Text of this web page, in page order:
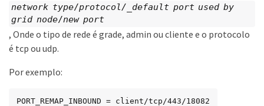
network type/protocol/_default port used by
grid node/new port
, Onde o tipo de rede é grade, admin ou cliente e o protocolo
é tcp ou udp.
Por exemplo:
PORT_REMAP_INBOUND = client/tcp/443/18082